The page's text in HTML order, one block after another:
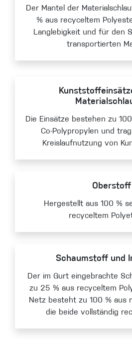
Der Mantel der
% aus recyceltem
Langlebigkeit und für den
transportierten
Die Einsätze bestehen zu
Co-Polypropylen und
Kreislaufnutzung von
Oberstoff
Hergestellt aus 100 %
recyceltem
Schaumstoff und
Der im Gurt eingebrachte
zu 25 % aus recyceltem
Netz besteht zu 100 % aus
die beide vollständig